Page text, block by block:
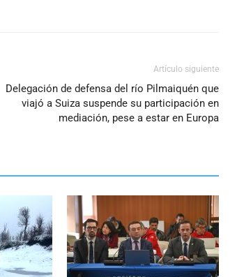
Artículo siguiente
Delegación de defensa del río Pilmaiquén que
viajó a Suiza suspende su participación en
mediación, pese a estar en Europa